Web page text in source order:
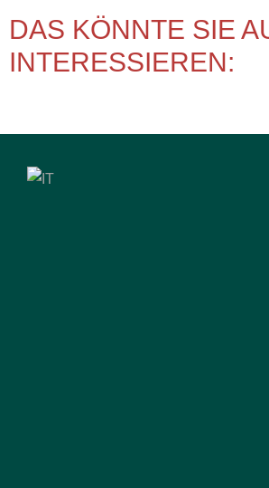
DAS KÖNNTE SIE
INTERESSIEREN: